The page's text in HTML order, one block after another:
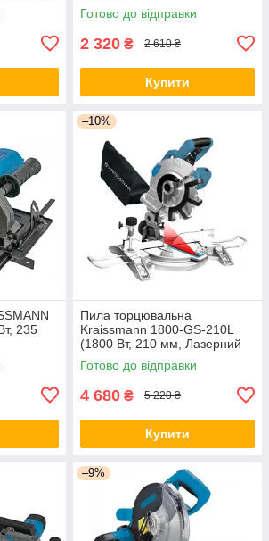
Готово до відправки
2 320 ₴ 2 610 ₴
Купити
235
–10%
Пила торцювальна
Kraissmann 1800-GS-210L
(1800 Вт, 210 мм, Лазерний
маркер) Німеччина
Готово до відправки
4 680 ₴ 5 220 ₴
Купити
–9%